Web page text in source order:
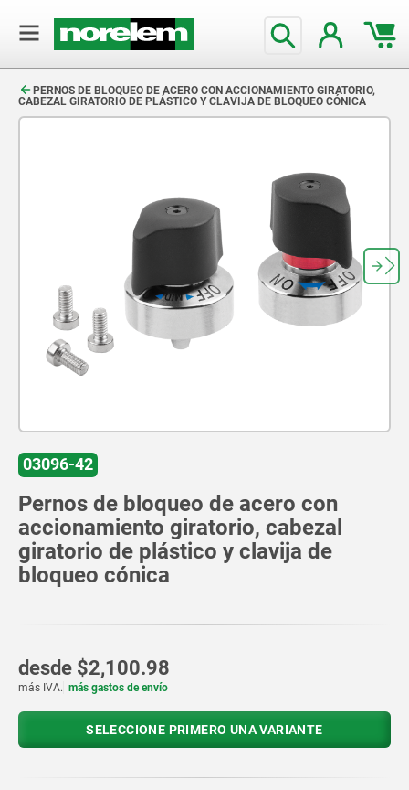
PERNOS DE BLOQUEO DE ACERO CON ACCIONAMIENTO GIRATORIO,
CABEZAL GIRATORIO DE PLÁSTICO Y CLAVIJA DE BLOQUEO CÓNICA
03096-42
Pernos de bloqueo de acero con
accionamiento giratorio, cabezal
giratorio de plástico y clavija de
bloqueo cónica
desde $2,100.98
más IVA. más gastos de envío
SELECCIONE PRIMERO UNA VARIANTE